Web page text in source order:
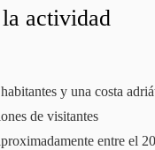
actividad
y una costa
de visitantes
entre el